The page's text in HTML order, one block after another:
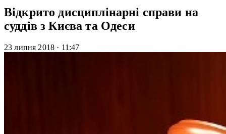
Відкрито дисциплінарні справи на
суддів з Києва та Одеси
23 липня 2018 · 11:47